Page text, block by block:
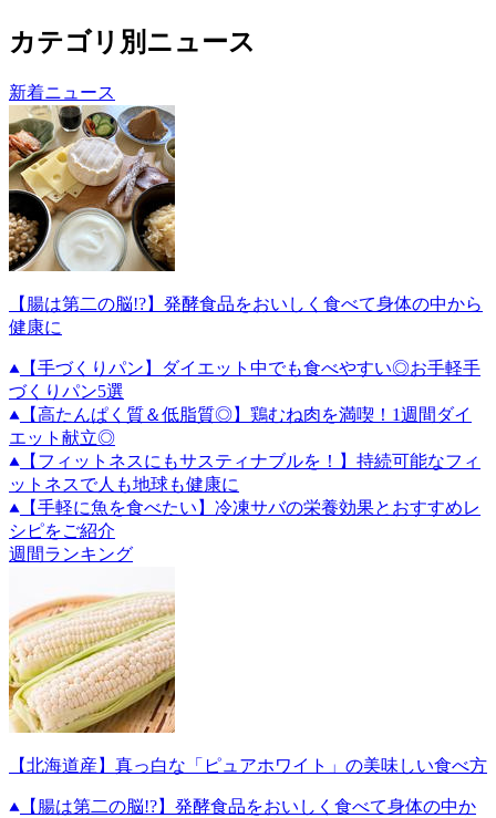
カテゴリ別ニュース
新着ニュース
【腸は第二の脳!?】発酵食品をおいしく食べて身体の中から
健康に
【手づくりパン】ダイエット中でも食べやすい◎お手軽手
づくりパン5選
【高たんぱく質＆低脂質◎】鶏むね肉を満喫！1週間ダイ
エット献立◎
【フィットネスにもサスティナブルを！】持続可能なフィ
ットネスで人も地球も健康に
【手軽に魚を食べたい】冷凍サバの栄養効果とおすすめレ
シピをご紹介
週間ランキング
【北海道産】真っ白な「ピュアホワイト」の美味しい食べ方
【腸は第二の脳!?】発酵食品をおいしく食べて身体の中か